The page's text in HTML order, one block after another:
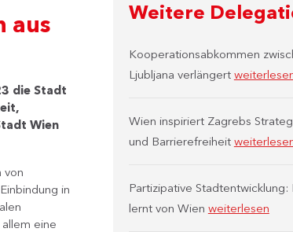
aus
die Stadt
Wien
von
in
eine
Weitere
Kooperationsabkommen
Ljubljana verlängert
Wien inspiriert Zagrebs
und Barrierefreiheit
Partizipative Stadtentwicklung:
lernt von Wien weiterlesen